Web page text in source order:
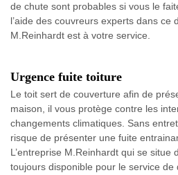
de chute sont probables si vous le
l’aide des couvreurs experts dans ce
M.Reinhardt est à votre service.
Urgence fuite toiture
Le toit sert de couverture afin de
maison, il vous protège contre les
changements climatiques. Sans
risque de présenter une fuite
L’entreprise M.Reinhardt qui se situe
toujours disponible pour le service de